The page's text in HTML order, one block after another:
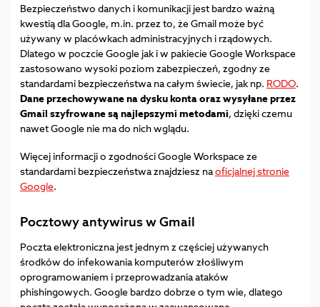
Bezpieczeństwo danych i komunikacji jest bardzo ważną
kwestią dla Google, m.in. przez to, że Gmail może być
używany w placówkach administracyjnych i rządowych.
Dlatego w poczcie Google jak i w pakiecie Google Workspace
zastosowano wysoki poziom zabezpieczeń, zgodny ze
standardami bezpieczeństwa na całym świecie, jak np. RODO.
Dane przechowywane na dysku konta oraz wysyłane przez
Gmail szyfrowane są najlepszymi metodami, dzięki czemu
nawet Google nie ma do nich wglądu.
Więcej informacji o zgodności Google Workspace ze
standardami bezpieczeństwa znajdziesz naoficjalnej stronie
Google.
Pocztowy antywirus w Gmail
Poczta elektroniczna jest jednym z częściej używanych
środków do infekowania komputerów złośliwym
oprogramowaniem i przeprowadzania ataków
phishingowych. Google bardzo dobrze o tym wie, dlatego